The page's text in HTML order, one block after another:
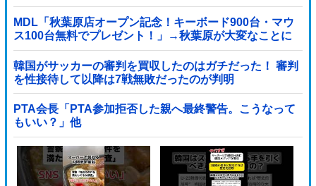
MDL「秋葉原店オープン記念！キーボード900台・マウ
ス100台無料でプレゼント！」→秋葉原が大変なことに
なってしまう
韓国がサッカーの審判を買収したのはガチだった！ 審判
を性接待して以降は7戦無敗だったのが判明
PTA会長「PTA参加拒否した親へ最終警告。こうなって
もいい？」他